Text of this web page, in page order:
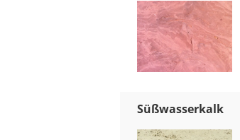
Süßwasserkalk